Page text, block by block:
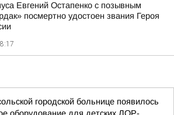
Евгений Остапенко с позывным
посмертно удостоен звания Героя
городской больнице появилось